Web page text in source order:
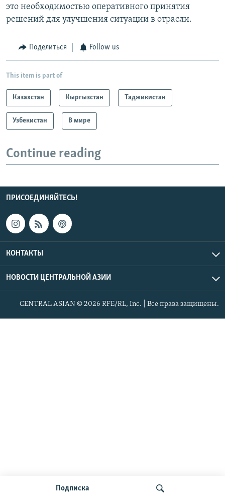
Подписка
это необходимостью оперативного принятия
решений для улучшения ситуации в отрасли.
Поделиться Follow us
This item is part of
Казахстан Кыргызстан Таджикистан
Узбекистан В мире
Continue reading
ПРИСОЕДИНЯЙТЕСЬ!
КОНТАКТЫ
НОВОСТИ ЦЕНТРАЛЬНОЙ АЗИИ
CENTRAL ASIAN © 2026 RFE/RL, Inc. | Все права защищены.